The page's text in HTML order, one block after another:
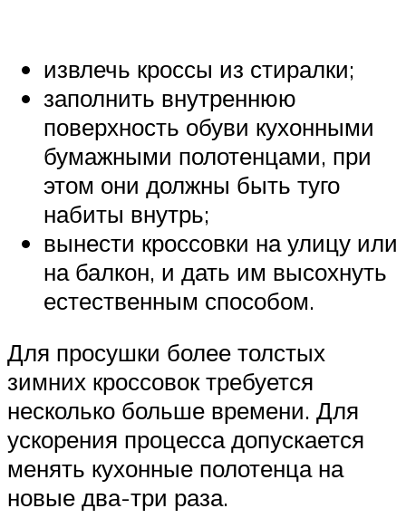
извлечь кроссы из стиралки;
заполнить внутреннюю
поверхность обуви кухонными
бумажными полотенцами, при
этом они должны быть туго
набиты внутрь;
вынести кроссовки на улицу или
на балкон, и дать им высохнуть
естественным способом.
Для просушки более толстых
зимних кроссовок требуется
несколько больше времени. Для
ускорения процесса допускается
менять кухонные полотенца на
новые два-три раза.